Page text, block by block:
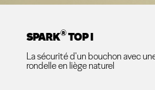
SPARK®TOP I
La sécurité d'un bouchon avec
rondelle en liège naturel